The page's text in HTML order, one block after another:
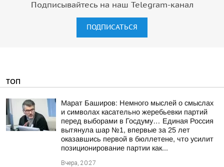
Подписывайтесь на наш Telegram-канал
ПОДПИСАТЬСЯ
ТОП
Марат Баширов: Немного мыслей о смыслах
и символах касательно жеребьевки партий
перед выборами в Госдуму… Единая Россия
вытянула шар №1, впервые за 25 лет
оказавшись первой в бюллетене, что усилит
позиционирование партии как...
Вчера, 20:27